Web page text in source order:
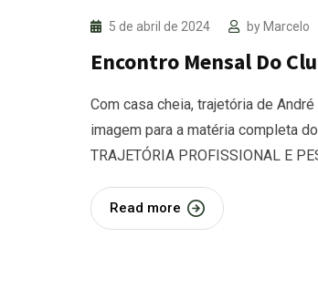
5 de abril de 2024 by Marcelo
Encontro Mensal Do
Com casa cheia, trajetória de
imagem para a matéria completa
TRAJETÓRIA PROFISSIONAL E
Read more